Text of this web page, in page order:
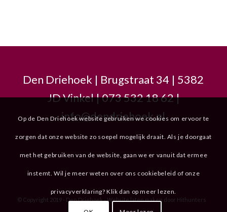
Den Driehoek | Brugstraat 34 | 5382
JD Vinkel | 073 532 18 62 |
info@dendriehoek.nl
© Copyright 2019 - Den Driehoek -Website laten maken door Hithunters
Op de Den Driehoek website gebruiken we cookies om ervoor te
zorgen dat onze website zo soepel mogelijk draait. Als je doorgaat
met het gebruiken van de website, gaan we er vanuit dat ermee
instemt. Wil je meer weten over ons cookiebeleid of onze
privacyverklaring? Klik dan op meer lezen.